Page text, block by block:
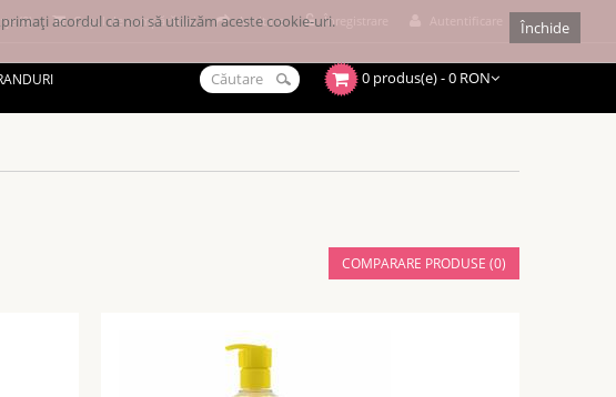
Înregistrare
(0) Coșul de cumpărături Achitare
0 produs(e) - 0 RON
COMPARARE PRODUSE (0)
Închide
acordul ca noi să utilizăm aceste cookie-uri.